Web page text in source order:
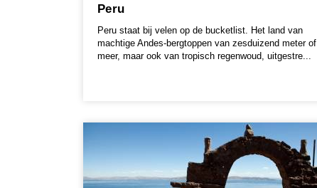
Peru
Peru staat bij velen op de bucketlist. Het land van
machtige Andes-bergtoppen van zesduizend meter of
meer, maar ook van tropisch regenwoud, uitgestre...